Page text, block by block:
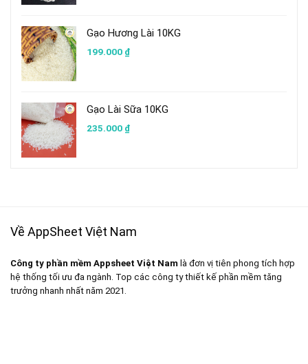
Gạo Hương Lài 10KG
199.000 ₫
Gạo Lài Sữa 10KG
235.000 ₫
Về AppSheet Việt Nam
Công ty phần mềm Appsheet Việt Nam là đơn vị tiên phong tích hợp
hệ thống tối ưu đa ngành. Top các công ty thiết kế phần mềm tăng
trưởng nhanh nhất năm 2021.